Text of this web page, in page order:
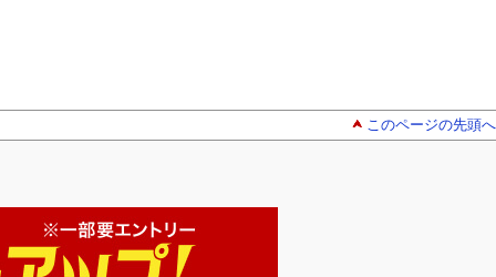
このページの先頭へ